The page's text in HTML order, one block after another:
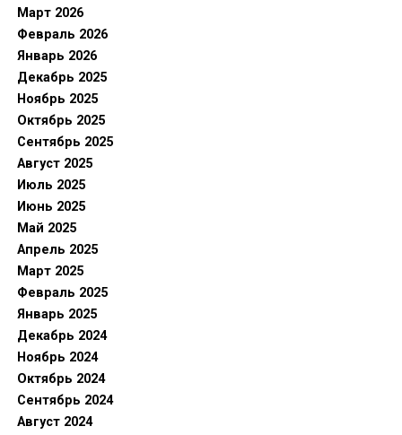
Март 2026
Февраль 2026
Январь 2026
Декабрь 2025
Ноябрь 2025
Октябрь 2025
Сентябрь 2025
Август 2025
Июль 2025
Июнь 2025
Май 2025
Апрель 2025
Март 2025
Февраль 2025
Январь 2025
Декабрь 2024
Ноябрь 2024
Октябрь 2024
Сентябрь 2024
Август 2024